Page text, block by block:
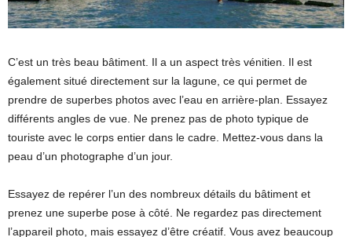
C’est un très beau bâtiment. Il a un aspect très vénitien. Il est
également situé directement sur la lagune, ce qui permet de
prendre de superbes photos avec l’eau en arrière-plan. Essayez
différents angles de vue. Ne prenez pas de photo typique de
touriste avec le corps entier dans le cadre. Mettez-vous dans la
peau d’un photographe d’un jour.
Essayez de repérer l’un des nombreux détails du bâtiment et
prenez une superbe pose à côté. Ne regardez pas directement
l’appareil photo, mais essayez d’être créatif. Vous avez beaucoup